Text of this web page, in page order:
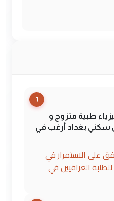
1
طبية متزوج و
سكني بغداد أرغب في
على الاستمرار في
للطلبة العراقيين في